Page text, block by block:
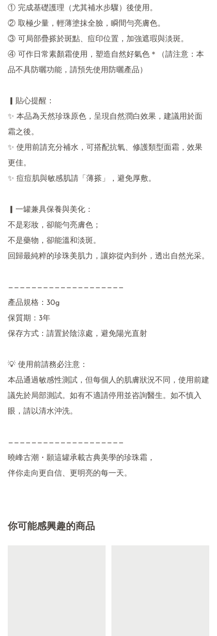
① 完成基礎護理（尤其補水步驟）後使用。
② 取極少量，輕薄塗抹全臉，瞬間勻亮膚色。
③ 可局部疊搽於斑點、痘印位置，加強遮瑕與淡斑。
④ 可作日常素顏霜使用，塑造自然好氣色＊（請注意：本
品不具防曬功能，請預先使用防曬產品）
▎貼心提醒：
✨ 本品為天然珍珠原色，呈現自然潤白效果，建議用於面
霜之後。
✨ 使用前請充分補水，可搭配抗氧、修護類型面霜，效果
更佳。
✨ 痘痘肌與敏感肌請「薄搽」，避免厚敷。
▎一罐兼具保養與美化：
不是彩妝，卻能勻亮膚色；
不是藥物，卻能溫和淡斑。
回歸最純粹的珍珠美肌力，讓妳從內到外，透出自然光采。
————————————————————
產品規格：30g
保質期：3年
保存方式：請置於陰涼處，避免陽光直射
💡 使用前請務必注意：
本品通過敏感性測試，但每個人的肌膚狀況不同，使用前建
議先於局部測試。如有不適請停用並咨詢醫生。如不慎入
眼，請以清水沖洗。
————————————————————
曉峰古潮・願這罐承載古典美學的珍珠霜，
伴你走向更自信、更明亮的每一天。
你可能感興趣的商品